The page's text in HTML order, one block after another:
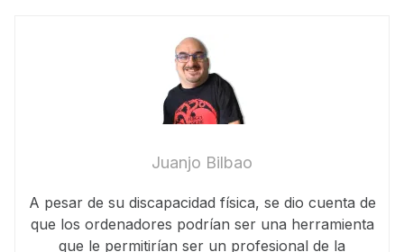
Juanjo Bilbao
A pesar de su discapacidad física, se dio cuenta de
que los ordenadores podrían ser una herramienta
que le permitirían ser un profesional de la